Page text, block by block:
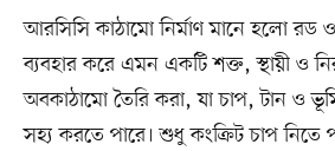
আরসিসি কাঠামো নির্মাণ মানে হলো রড
ব্যবহার করে এমন একটি শক্ত, স্থায়ী ও
অবকাঠামো তৈরি করা, যা চাপ, টান ও
সহ্য করতে পারে। শুধু কংক্রিট চাপ নিতে